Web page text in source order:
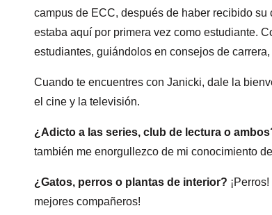
campus de ECC, después de haber recibido
estaba aquí por primera vez como estudiante.
estudiantes, guiándolos en consejos de
Cuando te encuentres con Janicki, dale la
el cine y la televisión.
¿Adicto a las series, club de lectura o
también me enorgullezco de mi conocimiento
¿Gatos, perros o plantas de interior?
mejores compañeros!